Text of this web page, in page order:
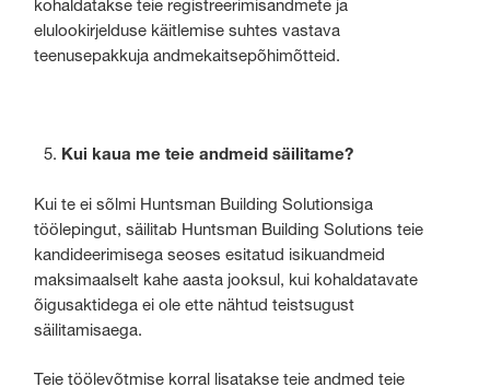
kohaldatakse teie registreerimisandmete ja
elulookirjelduse käitlemise suhtes vastava
teenusepakkuja andmekaitsepõhimõtteid.
Kui kaua me teie andmeid säilitame?
Kui te ei sõlmi Huntsman Building Solutionsiga
töölepingut, säilitab Huntsman Building Solutions teie
kandideerimisega seoses esitatud isikuandmeid
maksimaalselt kahe aasta jooksul, kui kohaldatavate
õigusaktidega ei ole ette nähtud teistsugust
säilitamisaega.
Teie töölevõtmise korral lisatakse teie andmed teie